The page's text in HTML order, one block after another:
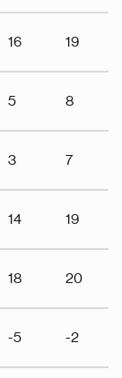
16 19
5 8
3 7
14 19
18 20
-5 -2